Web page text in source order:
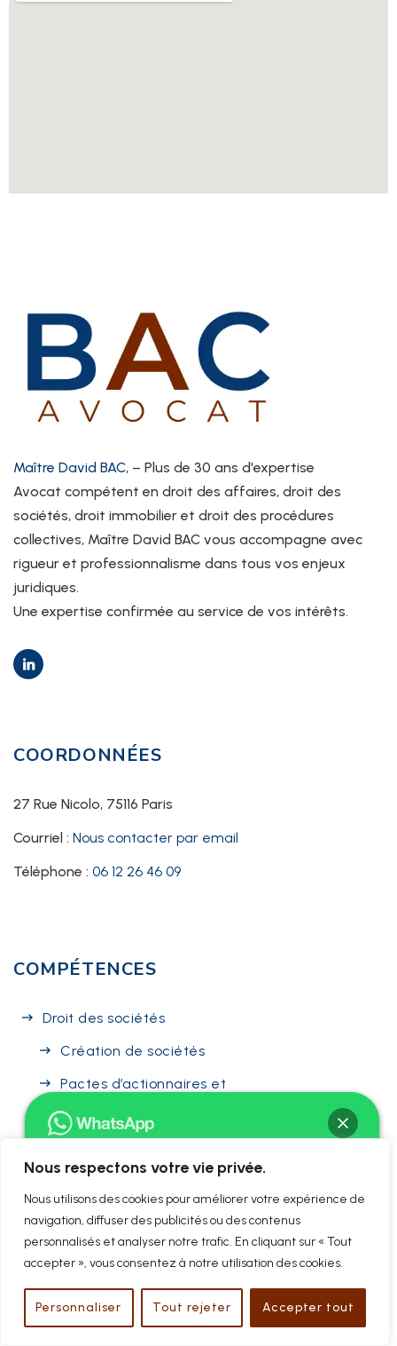
Nous respectons votre vie privée.
Nous utilisons des cookies pour améliorer votre expérience de
navigation, diffuser des publicités ou des contenus
personnalisés et analyser notre trafic. En cliquant sur « Tout
accepter », vous consentez à notre utilisation des cookies.
Personnaliser Tout rejeter Accepter tout
Maître David BAC, – Plus de 30 ans d'expertise
Avocat compétent en droit des affaires, droit des
sociétés, droit immobilier et droit des procédures
collectives, Maître David BAC vous accompagne avec
rigueur et professionnalisme dans tous vos enjeux
juridiques.
Une expertise confirmée au service de vos intérêts.
COORDONNÉES
27 Rue Nicolo, 75116 Paris
Courriel : Nous contacter par email
Téléphone : 06 12 26 46 09
COMPÉTENCES
Droit des sociétés
Création de sociétés
Pactes d’actionnaires et
d’associés
Acquisition ou cession de titres
(actions, parts sociales)
Gestion conflits entre associés
Droit des affaires
Contrats civils et commerciaux
Arbitrage
Bonjour ! Je suis Me David BAC
Comment puis-je vous aider ?
Chat ouvert